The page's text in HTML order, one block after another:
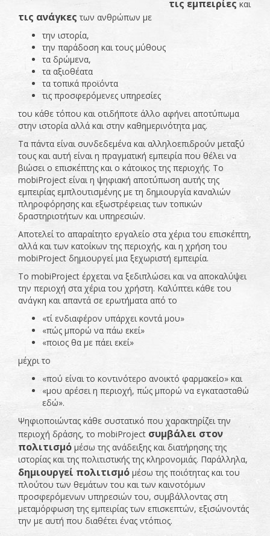
τις εμπειρίες και
τις ανάγκες των ανθρώπων με
την ιστορία,
την παράδοση και τους μύθους
τα δρώμενα,
τα αξιοθέατα
τα τοπικά προϊόντα
τις προσφερόμενες υπηρεσίες
του κάθε τόπου και οτιδήποτε άλλο αφήνει αποτύπωμα
στην ιστορία αλλά και στην καθημερινότητα μας.
Τα πάντα είναι συνδεδεμένα και αλληλοεπιδρούν μεταξύ
τους και αυτή είναι η πραγματική εμπειρία που θέλει να
βιώσει ο επισκέπτης και ο κάτοικος της περιοχής. Το
mobiProject είναι η ψηφιακή αποτύπωση αυτής της
εμπειρίας εμπλουτισμένης με τη δημιουργία καναλιών
πληροφόρησης και εξωστρέφειας των τοπικών
δραστηριοτήτων και υπηρεσιών.
Αποτελεί το απαραίτητο εργαλείο στα χέρια του επισκέπτη,
αλλά και των κατοίκων της περιοχής, και η χρήση του
mobiProject δημιουργεί μια ξεχωριστή εμπειρία.
Το mobiProject έρχεται να ξεδιπλώσει και να αποκαλύψει
την περιοχή στα χέρια του χρήστη. Καλύπτει κάθε του
ανάγκη και απαντά σε ερωτήματα από το
«τί ενδιαφέρον υπάρχει κοντά μου»
«πώς μπορώ να πάω εκεί»
«ποιος θα με πάει εκεί»
μέχρι το
«πού είναι το κοντινότερο ανοικτό φαρμακείο» και
«μου αρέσει η περιοχή, πώς μπορώ να εγκατασταθώ
εδώ».
Ψηφιοποιώντας κάθε συστατικό που χαρακτηρίζει την
περιοχή δράσης, το mobiProject συμβάλει στον
πολιτισμό μέσω της ανάδειξης και διατήρησης της
ιστορίας και της πολιτιστικής της κληρονομιάς. Παράλληλα,
δημιουργεί πολιτισμό μέσω της ποιότητας και του
πλούτου των θεμάτων του και των καινοτόμων
προσφερόμενων υπηρεσιών του, συμβάλλοντας στη
μεταμόρφωση της εμπειρίας των επισκεπτών, εξισώνοντάς
την με αυτή που διαθέτει ένας ντόπιος.